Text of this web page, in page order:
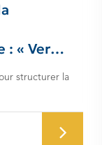
de la
structurer la